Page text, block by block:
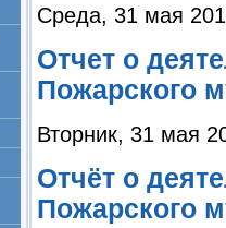
Среда, 31 мая
Отчет о
Пожарского
Вторник, 31 мая
Отчёт о
Пожарского